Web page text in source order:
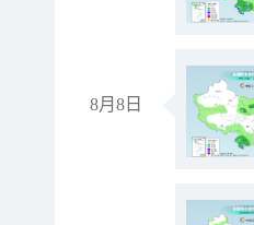
8月8日